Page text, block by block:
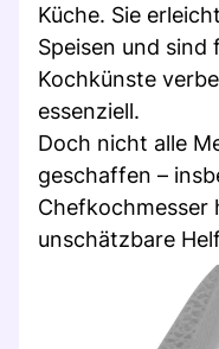
Küche. Sie
Speisen und sind
Kochkünste
essenziell.
Doch nicht alle
geschaffen –
Chefkochmesser
unschätzbare